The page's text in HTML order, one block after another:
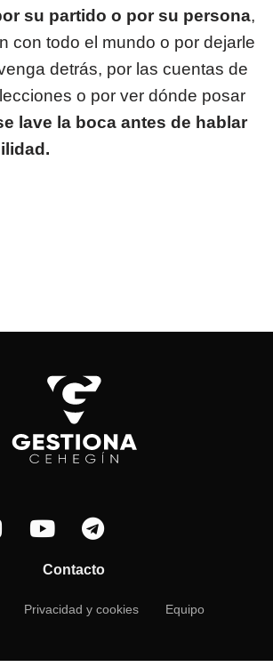
su partido o por su persona,
con todo el mundo o por dejarle
detrás, por las cuentas de
o por ver dónde posar
lave la boca antes de hablar
Contacto
Privacidad y cookies Equipo